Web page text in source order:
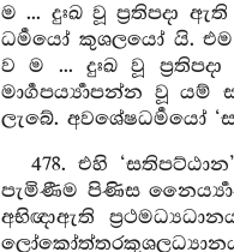
ම ... දුඃඛ වූ ප්‍රතිපදා
ධර්‍මයෝ කුශලයෝ යි.
ව ම ... දුඃඛ වූ
මාර්‍ගපර්‍ය්‍යාපන්න වූ
ලැබේ. අවශේෂධර්‍මයෝ
478. එහි
පැමිණීම පිණිස
අභිඥාඇති